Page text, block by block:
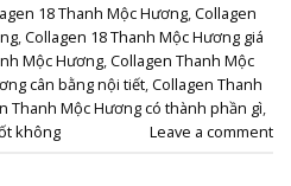
18 Thanh Mộc Hương,Collagen
,Collagen 18 Thanh Mộc Hương giá
Mộc Hương,Collagen Thanh Mộc
cân bằng nội tiết,Collagen Thanh
Thanh Mộc Hương có thành phần gì,
không
Leave a comment